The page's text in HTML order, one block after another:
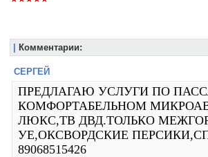
Комментарии:
СЕРГЕЙ
ПРЕДЛАГАЮ УСЛУГИ ПО
КОМФОРТАБЕЛЬНОМ
ЛЮКС,ТВ ДВД.ТОЛЬКО
УЕ,ОКСВОРДСКИЕ
89068515426